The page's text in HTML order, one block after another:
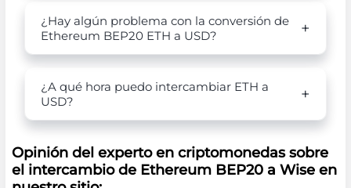
¿Hay algún problema con la conversión de
Ethereum BEP20 ETH a USD?
¿A qué hora puedo intercambiar ETH a
USD?
Opinión del experto en criptomonedas sobre
el intercambio de Ethereum BEP20 a Wise en